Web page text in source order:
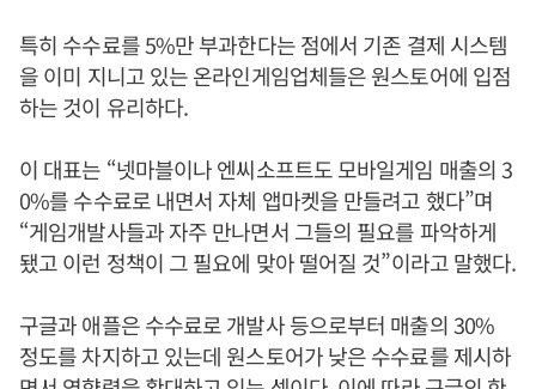
특히 수수료를 5%만 부과한다는 점에서 기존 결제 시스템
을 이미 지니고 있는 온라인게임업체들은 원스토어에 입점
하는 것이 유리하다.
이 대표는 “넷마블이나 엔씨소프트도 모바일게임 매출의 3
0%를 수수료로 내면서 자체 앱마켓을 만들려고 했다”며
“게임개발사들과 자주 만나면서 그들의 필요를 파악하게
됐고 이런 정책이 그 필요에 맞아 떨어질 것”이라고 말했다.
구글과 애플은 수수료로 개발사 등으로부터 매출의 30%
정도를 차지하고 있는데 원스토어가 낮은 수수료를 제시하